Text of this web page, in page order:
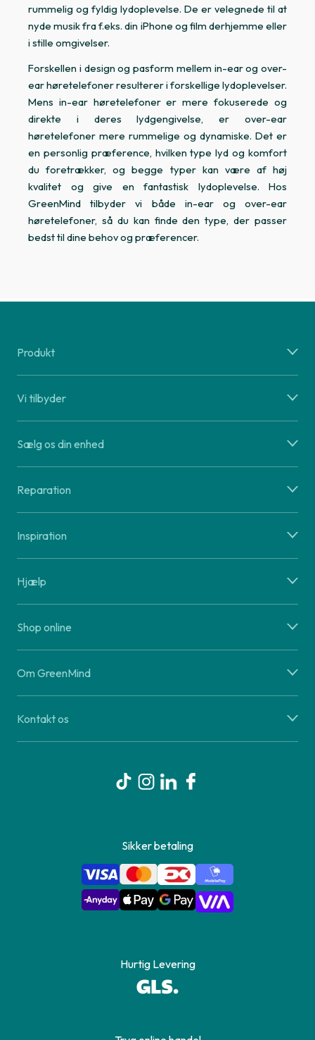
rummelig og fyldig lydoplevelse. De er velegnede til at
nyde musik fra f.eks. din iPhone og film derhjemme eller
i stille omgivelser.
Forskellen i design og pasform mellem in-ear og over-
ear høretelefoner resulterer i forskellige lydoplevelser.
Mens in-ear høretelefoner er mere fokuserede og
direkte i deres lydgengivelse, er over-ear
høretelefoner mere rummelige og dynamiske. Det er
en personlig præference, hvilken type lyd og komfort
du foretrækker, og begge typer kan være af høj
kvalitet og give en fantastisk lydoplevelse. Hos
GreenMind tilbyder vi både in-ear og over-ear
høretelefoner, så du kan finde den type, der passer
bedst til dine behov og præferencer.
Produkt
Vi tilbyder
Sælg os din enhed
Reparation
Inspiration
Hjælp
Shop online
Om GreenMind
Kontakt os
Sikker betaling
Hurtig Levering